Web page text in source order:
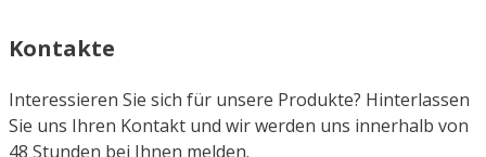
Kontakte
Interessieren Sie sich für unsere Produkte? Hinterlassen
Sie uns Ihren Kontakt und wir werden uns innerhalb von
48 Stunden bei Ihnen melden.